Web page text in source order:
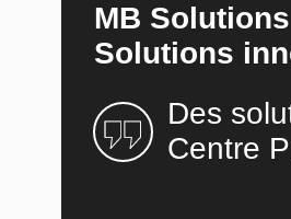
MB Solutions
Solutions
Des
Centre